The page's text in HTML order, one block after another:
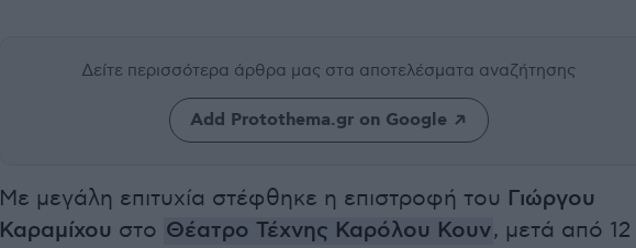
Δείτε περισσότερα άρθρα μας στα αποτελέσματα αναζήτησης
Add Protothema.gr on Google
Με μεγάλη επιτυχία στέφθηκε η επιστροφή του Γιώργου
Καραμίχου στο Θέατρο Τέχνης Καρόλου Κουν, μετά από 12